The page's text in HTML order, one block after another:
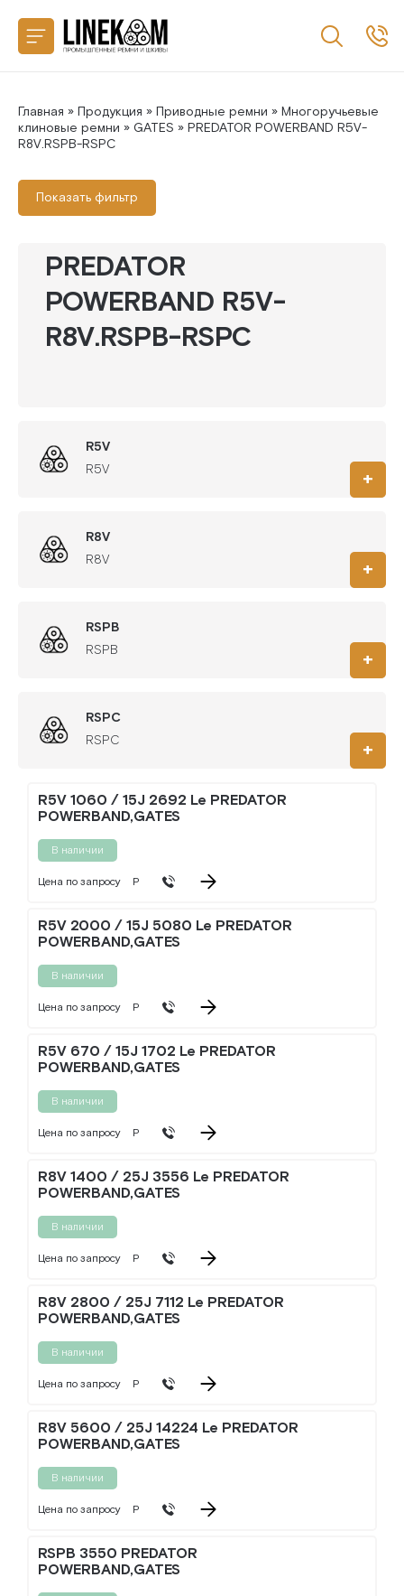
Главная » Продукция » Приводные ремни » Многоручьевые
клиновые ремни » GATES » PREDATOR POWERBAND R5V-
R8V.RSPB-RSPC
Показать фильтр
PREDATOR
POWERBAND R5V-
R8V.RSPB-RSPC
R5V
R5V
+
R8V
R8V
+
RSPB
RSPB
+
RSPC
RSPC
+
R5V 1060 / 15J 2692 Le PREDATOR
POWERBAND,GATES
В наличии
Цена по запросу Р
R5V 2000 / 15J 5080 Le PREDATOR
POWERBAND,GATES
В наличии
Цена по запросу Р
R5V 670 / 15J 1702 Le PREDATOR
POWERBAND,GATES
В наличии
Цена по запросу Р
R8V 1400 / 25J 3556 Le PREDATOR
POWERBAND,GATES
В наличии
Цена по запросу Р
R8V 2800 / 25J 7112 Le PREDATOR
POWERBAND,GATES
В наличии
Цена по запросу Р
R8V 5600 / 25J 14224 Le PREDATOR
POWERBAND,GATES
В наличии
Цена по запросу Р
RSPB 3550 PREDATOR
POWERBAND,GATES
Назад
SANLUX
MITSUBOSHI